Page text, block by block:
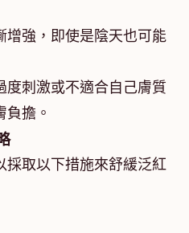
增強，即使是陰天也可能
度刺激或不適合自己膚質
擔。
採取以下措施來舒緩泛紅